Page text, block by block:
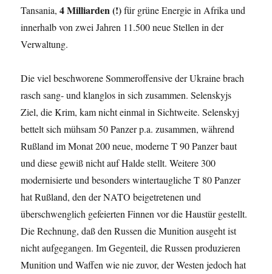
Tansania,4 Milliarden (!)für grüne Energie in Afrika und
innerhalb von zwei Jahren 11.500 neue Stellen in der
Verwaltung.
Die viel beschworene Sommeroffensive der Ukraine brach
rasch sang- und klanglos in sich zusammen. Selenskyjs
Ziel, die Krim, kam nicht einmal in Sichtweite. Selenskyj
bettelt sich mühsam 50 Panzer p.a. zusammen, während
Rußland im Monat 200 neue, moderne T 90 Panzer baut
und diese gewiß nicht auf Halde stellt. Weitere 300
modernisierte und besonders wintertaugliche T 80 Panzer
hat Rußland, den der NATO beigetretenen und
überschwenglich gefeierten Finnen vor die Haustür gestellt.
Die Rechnung, daß den Russen die Munition ausgeht ist
nicht aufgegangen. Im Gegenteil, die Russen produzieren
Munition und Waffen wie nie zuvor, der Westen jedoch hat